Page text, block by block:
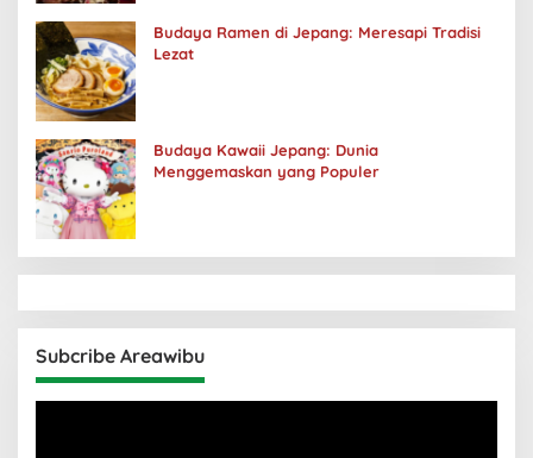
Budaya Ramen di Jepang: Meresapi Tradisi
Lezat
Budaya Kawaii Jepang: Dunia
Menggemaskan yang Populer
Subcribe Areawibu